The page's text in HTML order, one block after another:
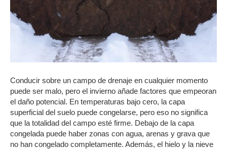
Conducir sobre un campo de drenaje en cualquier momento
puede ser malo, pero el invierno añade factores que empeoran
el daño potencial. En temperaturas bajo cero, la capa
superficial del suelo puede congelarse, pero eso no significa
que la totalidad del campo esté firme. Debajo de la capa
congelada puede haber zonas con agua, arenas y grava que
no han congelado completamente. Además, el hielo y la nieve